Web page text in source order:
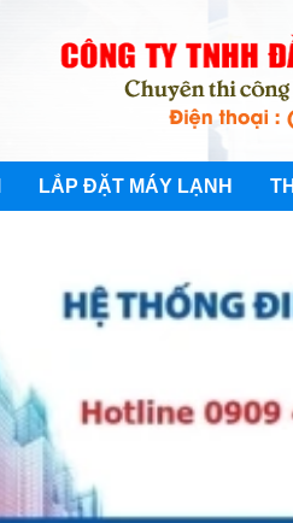
LẮP ĐẶT MÁY LẠNH